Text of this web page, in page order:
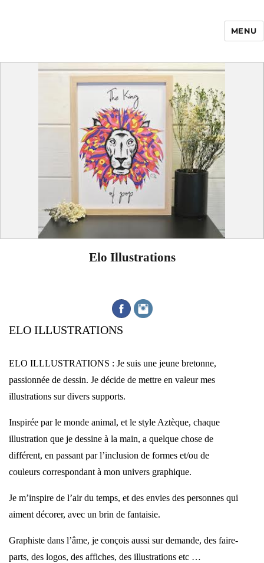
Enfance Made in
France
MENU
Elo Illustrations
ELO ILLUSTRATIONS
ELO ILLLUSTRATIONS : Je suis une jeune bretonne,
passionnée de dessin. Je décide de mettre en valeur mes
illustrations sur divers supports.
Inspirée par le monde animal, et le style Aztèque, chaque
illustration que je dessine à la main, a quelque chose de
différent, en passant par l’inclusion de formes et/ou de
couleurs correspondant à mon univers graphique.
Je m’inspire de l’air du temps, et des envies des personnes qui
aiment décorer, avec un brin de fantaisie.
Graphiste dans l’âme, je conçois aussi sur demande, des faire-
parts, des logos, des affiches, des illustrations etc …